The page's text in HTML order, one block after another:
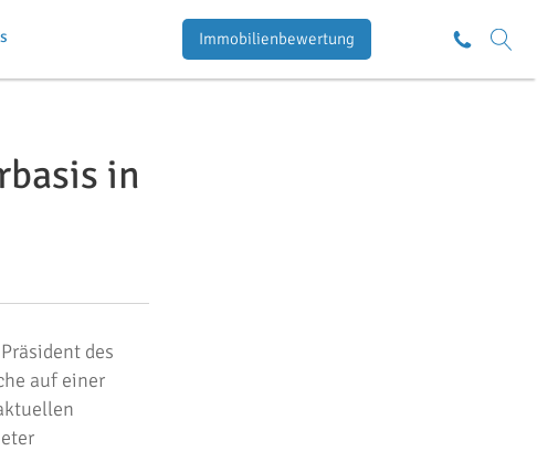
Immobilienbewertung
in
des
auf einer